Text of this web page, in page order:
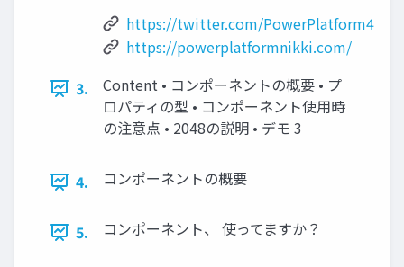
https://twitter.com/PowerPlatform4​
https://powerplatformnikki.com/
3.
Content • コンポーネントの概要 • プ
ロパティの型 • コンポーネント使用時
の注意点 • 2048の説明 • デモ 3
4. コンポーネントの概要
5. コンポーネント、 使ってますか？